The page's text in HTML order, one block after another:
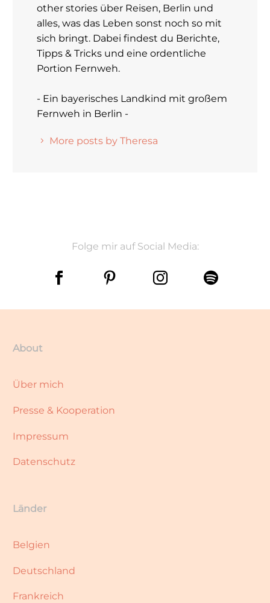
other stories über Reisen, Berlin und
alles, was das Leben sonst noch so mit
sich bringt. Dabei findest du Berichte,
Tipps & Tricks und eine ordentliche
Portion Fernweh.
- Ein bayerisches Landkind mit großem
Fernweh in Berlin -
More posts by Theresa
Folge mir auf Social Media:
About
Über mich
Presse & Kooperation
Impressum
Datenschutz
Länder
Belgien
Deutschland
Frankreich